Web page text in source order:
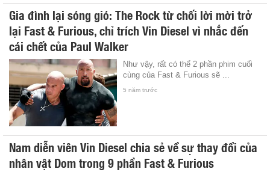
Gia đình lại sóng gió: The Rock từ chối lời mời trở
lại Fast & Furious, chỉ trích Vin Diesel vì nhắc đến
cái chết của Paul Walker
Như vậy, rất có thể 2 phần phim cuối
cùng của Fast & Furious sẽ ...
5 năm trước
Nam diễn viên Vin Diesel chia sẻ về sự thay đổi của
nhân vật Dom trong 9 phần Fast & Furious